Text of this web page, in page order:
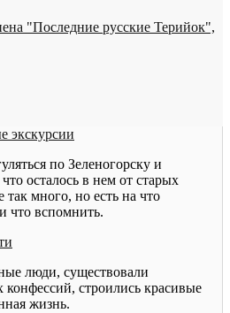
"Последние русские Терийок",
экскурсии
по Зеленогорску и
осталось в нем от старых
так много, но есть на что
что вспомнить.
люди, существовали
строились красивые
жизнь.